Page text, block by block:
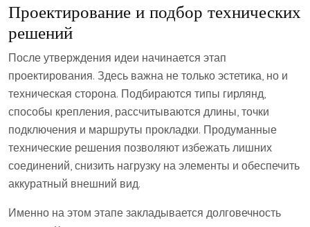
Проектирование и подбор технических
решений
После утверждения идеи начинается этап
проектирования. Здесь важна не только эстетика, но и
техническая сторона. Подбираются типы гирлянд,
способы крепления, рассчитываются длины, точки
подключения и маршруты прокладки. Продуманные
технические решения позволяют избежать лишних
соединений, снизить нагрузку на элементы и обеспечить
аккуратный внешний вид.
Именно на этом этапе закладывается долговечность